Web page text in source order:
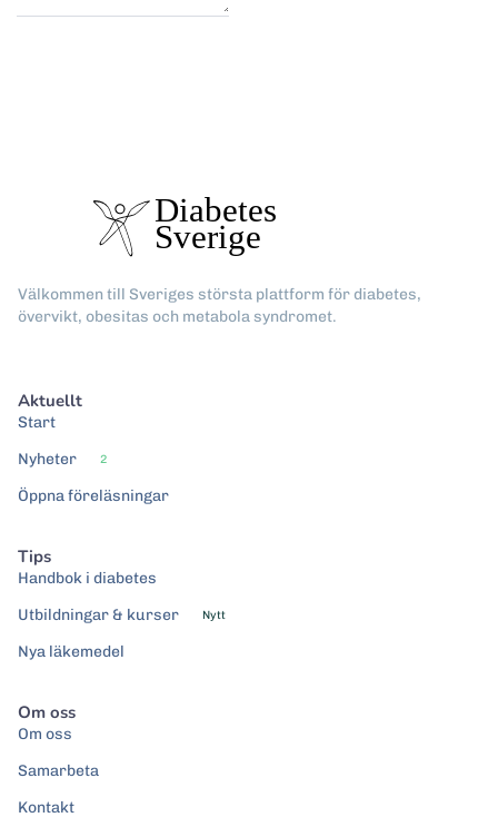
Välkommen till Sveriges största plattform för diabetes,
övervikt, obesitas och metabola syndromet.
Aktuellt
Start
Nyheter
2
Öppna föreläsningar
Tips
Handbok i diabetes
Utbildningar & kurser
Nytt
Nya läkemedel
Om oss
Om oss
Samarbeta
Kontakt